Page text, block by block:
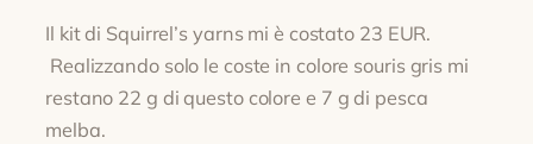
Il kit di Squirrel’s yarns mi è costato 23 EUR.
Realizzando solo le coste in colore souris gris mi
restano 22 g di questo colore e 7 g di pesca
melba.